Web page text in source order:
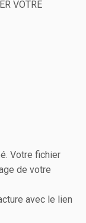
VOTRE
Votre fichier
de votre
avec le lien